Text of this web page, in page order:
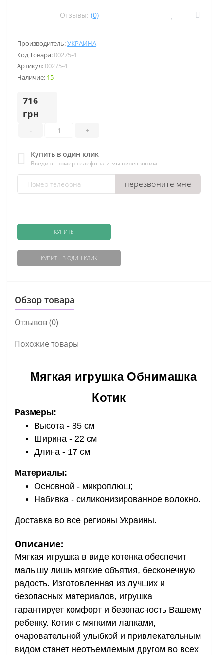
Отзывы: (0)
Производитель:УКРАИНА
Код Товара:00275-4
Артикул:00275-4
Наличие: 15
716
грн
- +
Купить в один клик
Введите номер телефона и мы перезвоним
перезвоните мне
КУПИТЬ
КУПИТЬ В ОДИН КЛИК
Обзор товара
Отзывов (0)
Похожие товары
Мягкая игрушка Обнимашка
Котик
Размеры:
Высота - 85 см
Ширина - 22 см
Длина - 17 см
Материалы:
Основной - микроплюш;
Набивка - силиконизированное волокно.
Доставка во все регионы Украины.
Описание:
Мягкая игрушка в виде котенка обеспечит
малышу лишь мягкие объятия, бесконечную
радость. Изготовленная из лучших и
безопасных материалов, игрушка
гарантирует комфорт и безопасность Вашему
ребенку. Котик с мягкими лапками,
очаровательной улыбкой и привлекательным
видом станет неотъемлемым другом во всех